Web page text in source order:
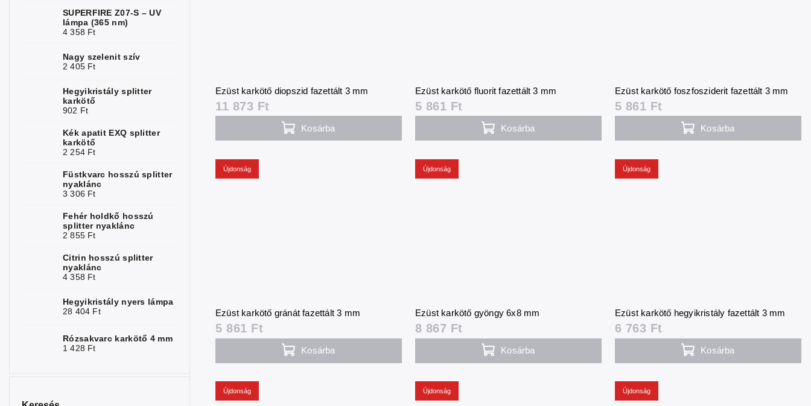
3
Rózsakvarc 1
1
2
2
2
1
SUPERFIRE Z07-S – UV
lámpa (365 nm)
4 358 Ft
Nagy szelenit szív
2 405 Ft
Hegyikristály splitter
karkötő
902 Ft
Kék apatit EXQ splitter
karkötő
2 254 Ft
Füstkvarc hosszú splitter
nyaklánc
3 306 Ft
Fehér holdkő hosszú
splitter nyaklánc
2 855 Ft
Citrin hosszú splitter
nyaklánc
4 358 Ft
Hegyikristály nyers lámpa
28 404 Ft
Rózsakvarc karkötő 4 mm
1 428 Ft
Ezüst karkötő diopszid fazettált 3 mm
11 873 Ft
Kosárba
Ezüst karkötő fluorit fazettált 3 mm
5 861 Ft
Kosárba
Ezüst karkötő foszfosziderit fazettált 3 mm
5 861 Ft
Kosárba
Újdonság
Ezüst karkötő gránát fazettált 3 mm
5 861 Ft
Kosárba
Újdonság
Ezüst karkötő gyöngy 6x8 mm
8 867 Ft
Kosárba
Újdonság
Ezüst karkötő hegyikristály fazettált 3 mm
6 763 Ft
Kosárba
Újdonság Újdonság Újdonság